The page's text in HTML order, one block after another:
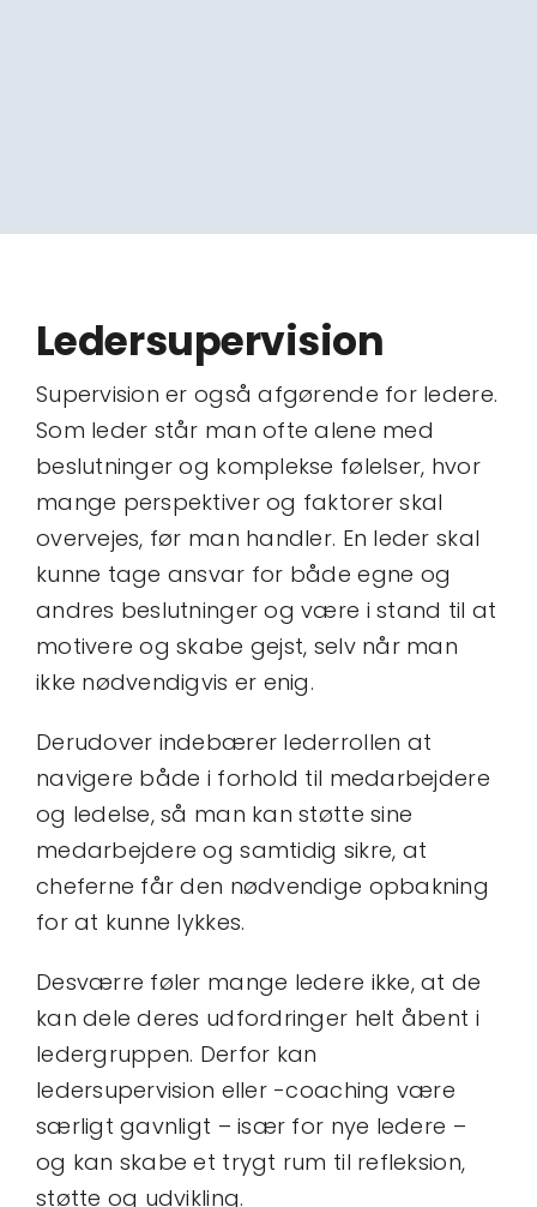
Ledersupervision
Supervision er også afgørende for ledere.
Som leder står man ofte alene med
beslutninger og komplekse følelser, hvor
mange perspektiver og faktorer skal
overvejes, før man handler. En leder skal
kunne tage ansvar for både egne og
andres beslutninger og være i stand til at
motivere og skabe gejst, selv når man
ikke nødvendigvis er enig.
Derudover indebærer lederrollen at
navigere både i forhold til medarbejdere
og ledelse, så man kan støtte sine
medarbejdere og samtidig sikre, at
cheferne får den nødvendige opbakning
for at kunne lykkes.
Desværre føler mange ledere ikke, at de
kan dele deres udfordringer helt åbent i
ledergruppen. Derfor kan
ledersupervision eller -coaching være
særligt gavnligt – især for nye ledere –
og kan skabe et trygt rum til refleksion,
støtte og udvikling.